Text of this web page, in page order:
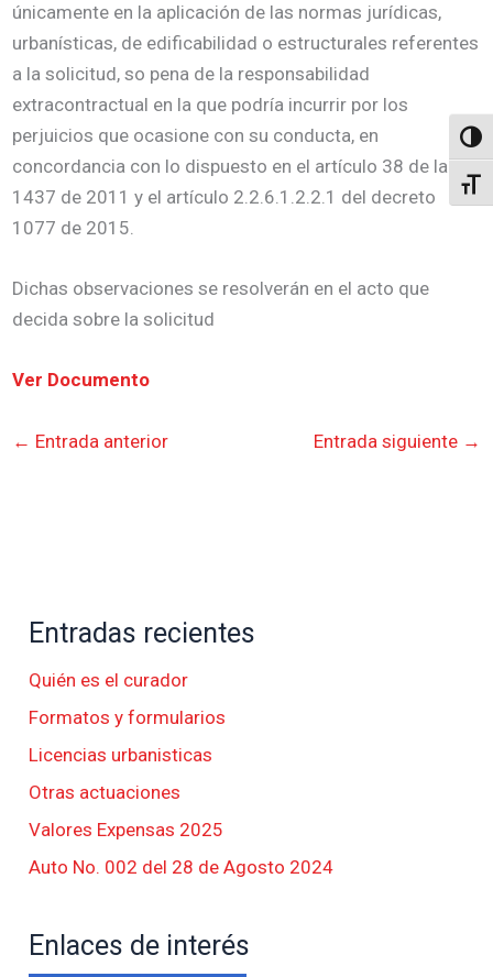
únicamente en la aplicación de las normas jurídicas,
urbanísticas, de edificabilidad o estructurales referentes
a la solicitud, so pena de la responsabilidad
extracontractual en la que podría incurrir por los
perjuicios que ocasione con su conducta, en
concordancia con lo dispuesto en el artículo 38 de la ley
1437 de 2011 y el artículo 2.2.6.1.2.2.1 del decreto
1077 de 2015.
Dichas observaciones se resolverán en el acto que
decida sobre la solicitud
Ver Documento
← Entrada anterior Entrada siguiente →
Entradas recientes
Quién es el curador
Formatos y formularios
Licencias urbanisticas
Otras actuaciones
Valores Expensas 2025
Auto No. 002 del 28 de Agosto 2024
Enlaces de interés